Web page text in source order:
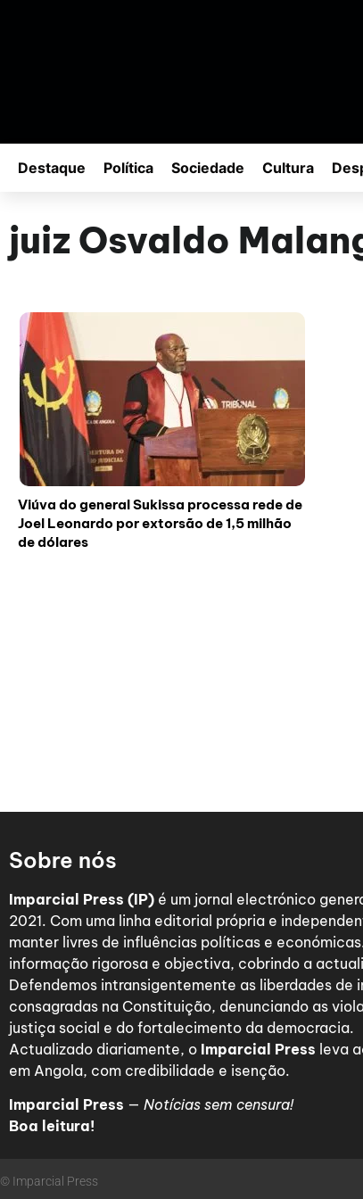
Destaque Política Sociedade Cultura
juiz Osvaldo
Viúva do general Sukissa processa rede de
Joel Leonardo por extorsão de 1,5 milhão
de dólares
Sobre nós
Imparcial Press (IP) é um jornal electrónico
2021. Com uma linha editorial própria e
manter livres de influências políticas e
informação rigorosa e objectiva, cobrindo a
Defendemos intransigentemente as liberdades de
consagradas na Constituição, denunciando as
justiça social e do fortalecimento da democracia.
Actualizado diariamente, o Imparcial Press leva
em Angola, com credibilidade e isenção.
Imparcial Press — Notícias sem censura!
Boa leitura!
© Imparcial Press